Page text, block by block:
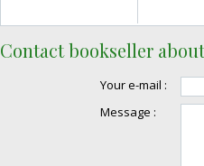
Contact bookseller
Your e-mail :
Message :